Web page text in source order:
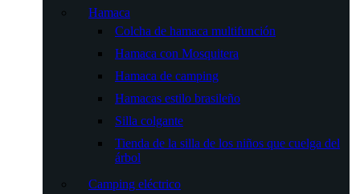
Hamaca
Colcha de hamaca multifunción
Hamaca con Mosquitera
Hamaca de camping
Hamacas estilo brasileño
Silla colgante
Tienda de la silla de los niños que cuelga del
árbol
Camping eléctrico